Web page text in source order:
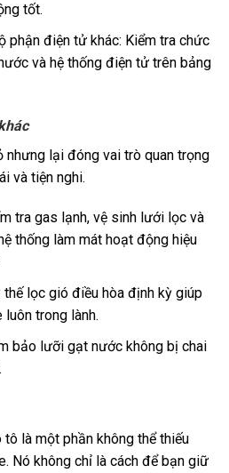
tốt.
phận điện tử khác: Kiểm tra chức
và hệ thống điện tử trên bảng
nhưng lại đóng vai trò quan trọng
và tiện nghi.
tra gas lạnh, vệ sinh lưới lọc và
thống làm mát hoạt động hiệu
thế lọc gió điều hòa định kỳ giúp
trong lành.
bảo lưỡi gạt nước không bị chai
là một phần không thể thiếu
Nó không chỉ là cách để bạn giữ